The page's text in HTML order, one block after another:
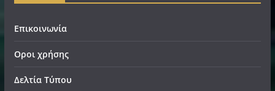
Επικοινωνία
Οροι χρήσης
Δελτία Τύπου